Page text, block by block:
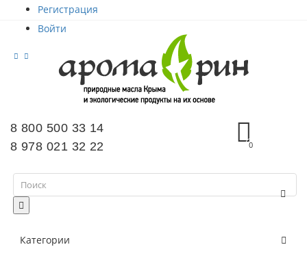
Регистрация
Войти
8 800 500 33 14
8 978 021 32 22
0
Категории